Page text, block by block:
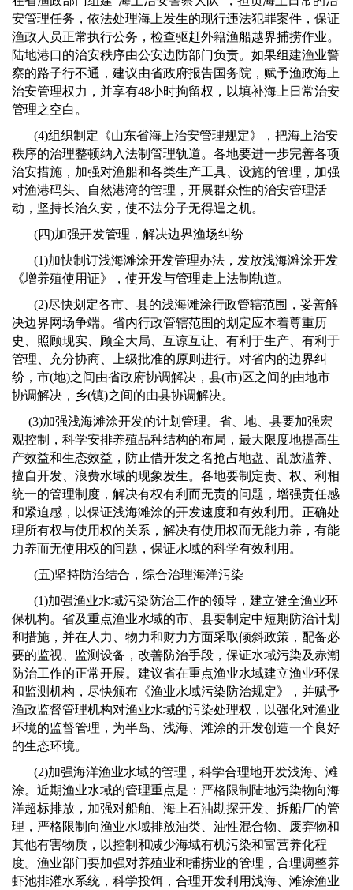
安管理任务，依法处理海上发生的现行违法犯罪案件，保证
渔政人员正常执行公务，检查驱赶外籍渔船越界捕捞作业。
陆地港口的治安秩序由公安边防部门负责。如果组建渔业警
察的路子行不通，建议由省政府报告国务院，赋予渔政海上
治安管理权力，并享有48小时拘留权，以填补海上日常治安
管理之空白。
(4)组织制定《山东省海上治安管理规定》，把海上治安
秩序的治理整顿纳入法制管理轨道。各地要进一步完善各项
治安措施，加强对渔船和各类生产工具、设施的管理，加强
对渔港码头、自然港湾的管理，开展群众性的治安管理活
动，坚持长治久安，使不法分子无得逞之机。
(四)加强开发管理，解决边界渔场纠纷
(1)加快制订浅海滩涂开发管理办法，发放浅海滩涂开发
《增养殖使用证》，使开发与管理走上法制轨道。
(2)尽快划定各市、县的浅海滩涂行政管辖范围，妥善解
决边界网场争端。省内行政管辖范围的划定应本着尊重历
史、照顾现实、顾全大局、互谅互让、有利于生产、有利于
管理、充分协商、上级批准的原则进行。对省内的边界纠
纷，市(地)之间由省政府协调解决，县(市)区之间的由地市
协调解决，乡(镇)之间的由县协调解决。
(3)加强浅海滩涂开发的计划管理。省、地、县要加强宏
观控制，科学安排养殖品种结构的布局，最大限度地提高生
产效益和生态效益，防止借开发之名抢占地盘、乱放滥养、
擅自开发、浪费水域的现象发生。各地要制定责、权、利相
统一的管理制度，解决有权有利而无责的问题，增强责任感
和紧迫感，以保证浅海滩涂的开发速度和有效利用。正确处
理所有权与使用权的关系，解决有使用权而无能力养，有能
力养而无使用权的问题，保证水域的科学有效利用。
(五)坚持防治结合，综合治理海洋污染
(1)加强渔业水域污染防治工作的领导，建立健全渔业环
保机构。省及重点渔业水域的市、县要制定中短期防治计划
和措施，并在人力、物力和财力方面采取倾斜政策，配备必
要的监视、监测设备，改善防治手段，保证水域污染及赤潮
防治工作的正常开展。建议省在重点渔业水域建立渔业环保
和监测机构，尽快颁布《渔业水域污染防治规定》，并赋予
渔政监督管理机构对渔业水域的污染处理权，以强化对渔业
环境的监督管理，为半岛、浅海、滩涂的开发创造一个良好
的生态环境。
(2)加强海洋渔业水域的管理，科学合理地开发浅海、滩
涂。近期渔业水域的管理重点是：严格限制陆地污染物向海
洋超标排放，加强对船舶、海上石油勘探开发、拆船厂的管
理，严格限制向渔业水域排放油类、油性混合物、废弃物和
其他有害物质，以控制和减少海域有机污染和富营养化程
度。渔业部门要加强对养殖业和捕捞业的管理，合理调整养
虾池排灌水系统，科学投饵，合理开发利用浅海、滩涂渔业